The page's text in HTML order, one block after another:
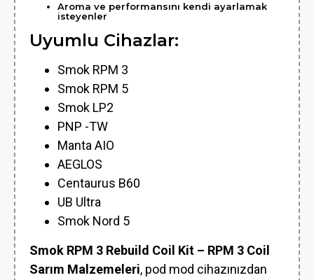
Aroma ve performansını kendi ayarlamak
isteyenler
Uyumlu Cihazlar:
Smok RPM 3
Smok RPM 5
Smok LP2
PNP -TW
Manta AIO
AEGLOS
Centaurus B60
UB Ultra
Smok Nord 5
Smok RPM 3 Rebuild Coil Kit – RPM 3 Coil
Sarım Malzemeleri, pod mod cihazınızdan